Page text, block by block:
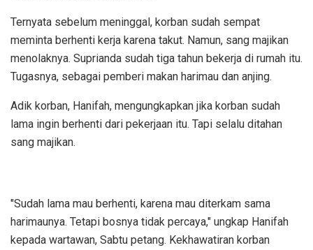
Ternyata sebelum meninggal, korban sudah sempat
meminta berhenti kerja karena takut. Namun, sang majikan
menolaknya. Suprianda sudah tiga tahun bekerja di rumah itu.
Tugasnya, sebagai pemberi makan harimau dan anjing.
Adik korban, Hanifah, mengungkapkan jika korban sudah
lama ingin berhenti dari pekerjaan itu. Tapi selalu ditahan
sang majikan.
"Sudah lama mau berhenti, karena mau diterkam sama
harimaunya. Tetapi bosnya tidak percaya," ungkap Hanifah
kepada wartawan, Sabtu petang. Kekhawatiran korban